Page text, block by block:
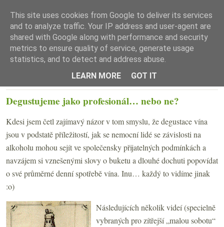
☰ Menu
Degustujeme jako profesionál… nebo ne?
Kdesi jsem četl zajímavý názor v tom smyslu, že degustace vína
jsou v podstatě příležitostí, jak se nemocní lidé se závislosti na
alkoholu mohou sejít ve společensky přijatelných podmínkách a
navzájem si vznešenými slovy o buketu a dlouhé dochuti popovídat
o své průměrné denní spotřebě vína. Inu… každý to vidíme jinak
:o)
Následujících několik videí (specielně
vybraných pro zítřejší „malou sobotu“
This site uses cookies from Google to deliver its services
and to analyze traffic. Your IP address and user-agent are
shared with Google along with performance and security
metrics to ensure quality of service, generate usage
statistics, and to detect and address abuse.
LEARN MORE
GOT IT